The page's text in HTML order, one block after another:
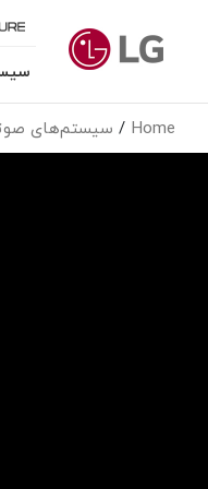
Home سیستم‌های